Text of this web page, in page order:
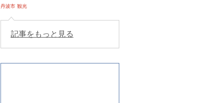
丹波市 観光
記事をもっと見る